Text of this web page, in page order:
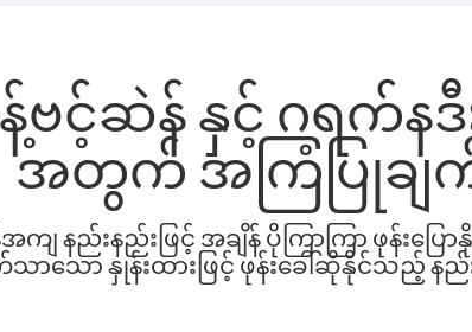
ဗင့်ဆဲန် နှင့် ဂရက်နဒီ
အတွက် အကြံပြုချက်
နည်းနည်းဖြင့် အချိန် ပိုကြာကြာ ဖုန်းပ
သာသော နှုန်းထားဖြင့် ဖုန်းခေါ်ဆိုနိုင်သည့် န